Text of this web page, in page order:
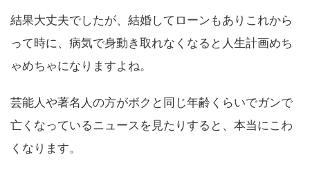
結果大丈夫でしたが、結婚してローンもありこれから
って時に、病気で身動き取れなくなると人生計画めち
ゃめちゃになりますよね。
芸能人や著名人の方がボクと同じ年齢くらいでガンで
亡くなっているニュースを見たりすると、本当にこわ
くなります。